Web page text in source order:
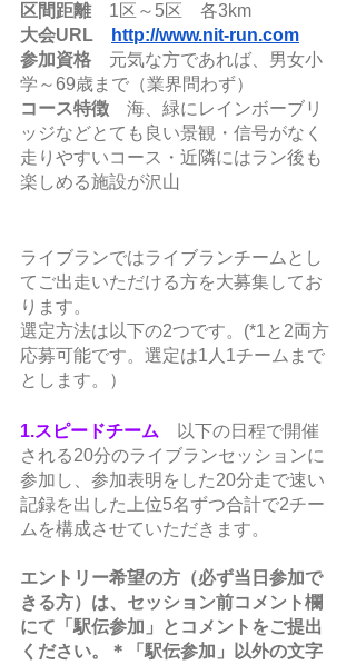
区間距離 1区～5区　各3km
大会URL
http://www.nit-run.com
参加資格 元気な方であれば、男女小
学～69歳まで（業界問わず）
コース特徴 海、緑にレインボーブリ
ッジなどとても良い景観・信号がなく
走りやすいコース・近隣にはラン後も
楽しめる施設が沢山
ライブランではライブランチームとし
てご出走いただける方を大募集してお
ります。
選定方法は以下の2つです。(*1と2両方
応募可能です。選定は1人1チームまで
とします。）
1.スピードチーム 以下の日程で開催
される20分のライブランセッションに
参加し、参加表明をした20分走で速い
記録を出した上位5名ずつ合計で2チー
ムを構成させていただきます。
エントリー希望の方（必ず当日参加で
きる方）は、セッション前コメント欄
にて「駅伝参加」とコメントをご提出
ください。＊「駅伝参加」以外の文字